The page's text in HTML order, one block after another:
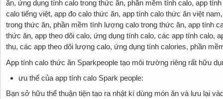
App tính calo thức ăn Sparkpeople tạo môi trường riêng rất hữu
ưu thế của app tính calo Spark people:
Bạn sở hữu thể thuận tiện tạo ra nhật kí dùng món ăn và lưu lại